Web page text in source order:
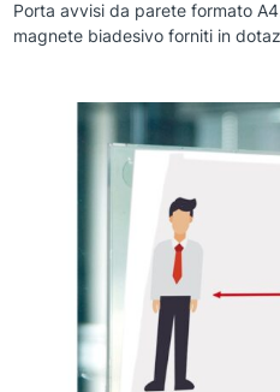
Porta avvisi da parete formato
magnete biadesivo forniti in